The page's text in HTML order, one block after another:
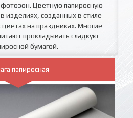
Цветную папиросную
изделиях, созданных в стиле
на праздниках. Многие
прокладывать сладкую
бумагой.
папиросная